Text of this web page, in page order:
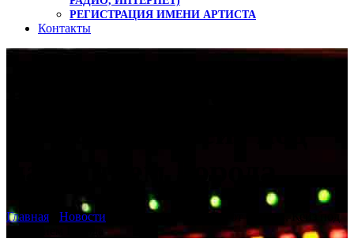
РЕГИСТРАЦИЯ ИМЕНИ АРТИСТА
Контакты
Главная Новости
Релиз нового сингла от Gasteza, Кейз под